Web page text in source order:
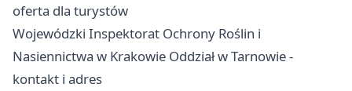
oferta dla turystów
Wojewódzki Inspektorat Ochrony Roślin i
Nasiennictwa w Krakowie Oddział w Tarnowie -
kontakt i adres